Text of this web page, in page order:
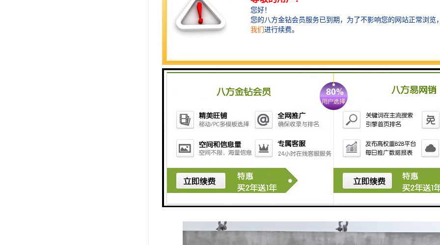
产品特点
2.使用寿命长，闸板与导轨之间装有防锁死结构使密封面磨损非常小。
4.电动控制装置，定位、操作轻巧、易实现自控和远控。堰门可以就地或远程，堰门
5.维护、保养简单方便，若经多年使用后出现泄漏现象，只需将闸板吊起，调换门
重量轻，约为普通闸门的1/3重量。密封性好，采用橡胶软密封，密封效果好，可以